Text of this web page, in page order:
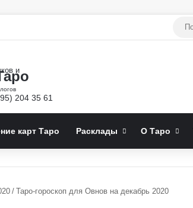
карт Таро Расклады О Таро
/ Таро-гороскоп для Овнов на декабрь 2020